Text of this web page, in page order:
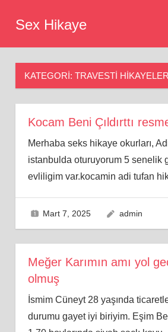
Sex Hikaye
KATEGORI: TRAVESTI
Kocam Beni Çıldırttı
Merhaba seks hikaye okurları,
istanbulda oturuyorum 5 senelik
evliligim var.kocamin adi tufan
Mart 7, 2025 admin
Meğer Karımın amı yol
olmuş
İsmim Cüneyt 28 yaşında
durumu gayet iyi biriyim. Eşim